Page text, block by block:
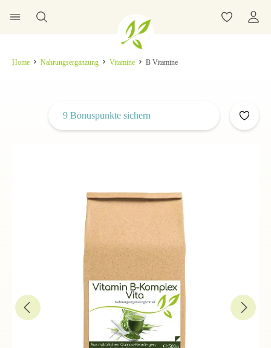
Home Nahrungsergänzung Vitamine B Vitamine
9 Bonuspunkte sichern